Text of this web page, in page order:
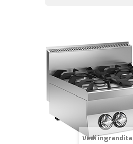
Vedi ingrandita